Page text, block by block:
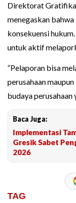
Direktorat
menegaskan
konsekuensi
untuk aktif
“Pelaporan bisa
perusahaan
budaya
Baca Juga:
Implementasi
Gresik Sabet
2026
TAG